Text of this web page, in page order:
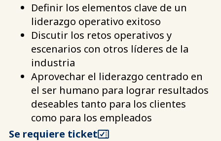
Definir los elementos clave de un
liderazgo operativo exitoso
Discutir los retos operativos y
escenarios con otros líderes de la
industria
Aprovechar el liderazgo centrado en
el ser humano para lograr resultados
deseables tanto para los clientes
como para los empleados
Se requiere ticket